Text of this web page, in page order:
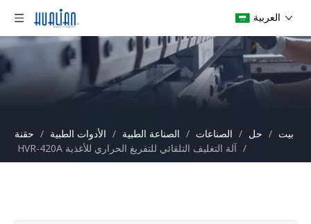
العربية
بيت / حل / الصناعات / الصناعة الطبية / الأدوات الطبية / حقنة
/ آلة التغليف التلقائي للتفريغ الحراري للأغذية HVR-420A